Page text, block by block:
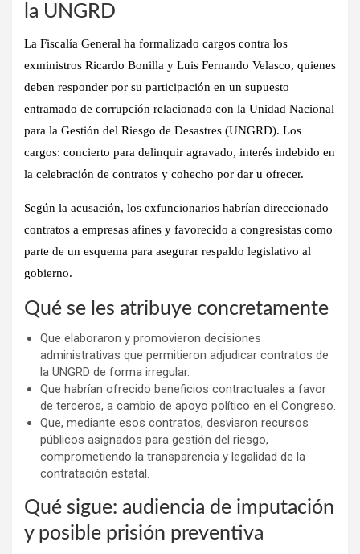
la UNGRD
La Fiscalía General ha formalizado cargos contra los
exministros Ricardo Bonilla y Luis Fernando Velasco, quienes
deben responder por su participación en un supuesto
entramado de corrupción relacionado con la Unidad Nacional
para la Gestión del Riesgo de Desastres (UNGRD). Los
cargos: concierto para delinquir agravado, interés indebido en
la celebración de contratos y cohecho por dar u ofrecer.
Según la acusación, los exfuncionarios habrían direccionado
contratos a empresas afines y favorecido a congresistas como
parte de un esquema para asegurar respaldo legislativo al
gobierno.
Qué se les atribuye concretamente
Que elaboraron y promovieron decisiones
administrativas que permitieron adjudicar contratos de
la UNGRD de forma irregular.
Que habrían ofrecido beneficios contractuales a favor
de terceros, a cambio de apoyo político en el Congreso.
Que, mediante esos contratos, desviaron recursos
públicos asignados para gestión del riesgo,
comprometiendo la transparencia y legalidad de la
contratación estatal.
Qué sigue: audiencia de imputación
y posible prisión preventiva